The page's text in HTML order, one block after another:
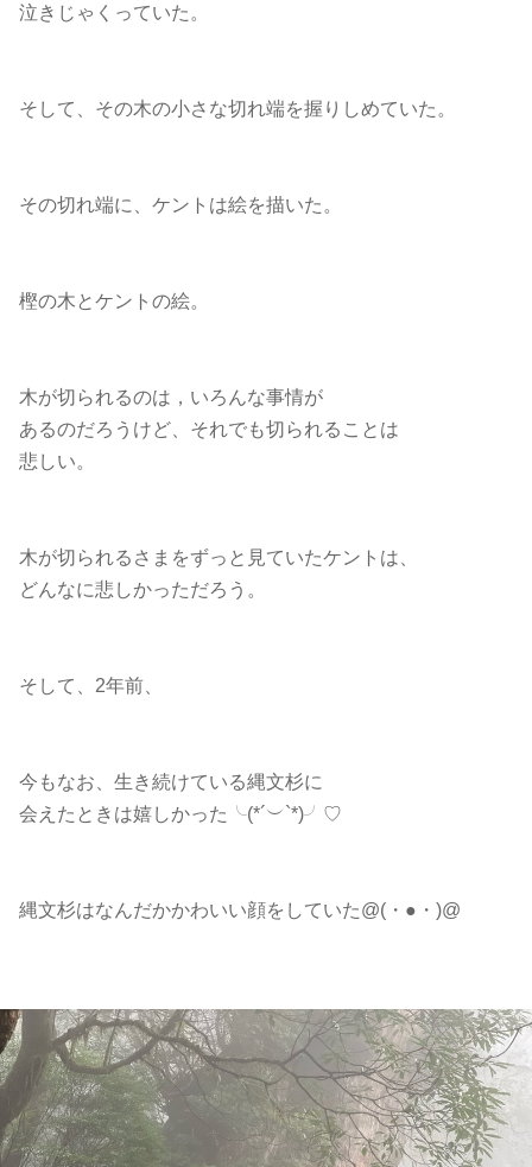
泣きじゃくっていた。
そして、その木の小さな切れ端を握りしめていた。
その切れ端に、ケントは絵を描いた。
樫の木とケントの絵。
木が切られるのは，いろんな事情が
あるのだろうけど、それでも切られることは
悲しい。
木が切られるさまをずっと見ていたケントは、
どんなに悲しかっただろう。
そして、2年前、
今もなお、生き続けている縄文杉に
会えたときは嬉しかった╰(*´︶`*)╯♡
縄文杉はなんだかかわいい顔をしていた@(・●・)@